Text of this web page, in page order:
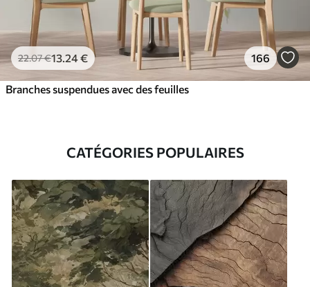
22.07€13 .24€ 166
Branches suspendues avec des feuilles
CATÉGORIES POPULAIRES